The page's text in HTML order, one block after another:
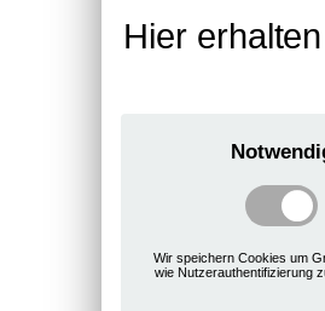
Hier
Wir speichern Cookies um
wie Nutzerauthentifizierung